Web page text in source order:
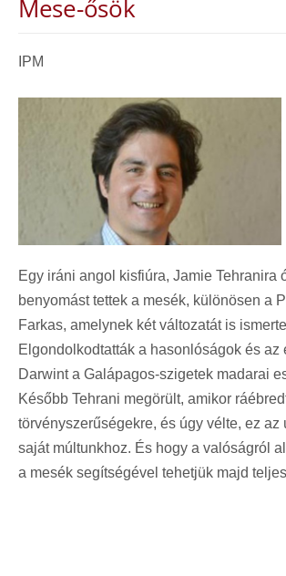
Mese-ősök
IPM
Egy iráni angol kisfiúra, Jamie Tehranira
benyomást tettek a mesék, különösen a
Farkas, amelynek két változatát is
Elgondolkodtatták a hasonlóságok és az
Darwint a Galápagos-szigetek madarai
Később Tehrani megörült, amikor
törvényszerűségekre, és úgy vélte, ez az
saját múltunkhoz. És hogy a valóságról
a mesék segítségével tehetjük majd